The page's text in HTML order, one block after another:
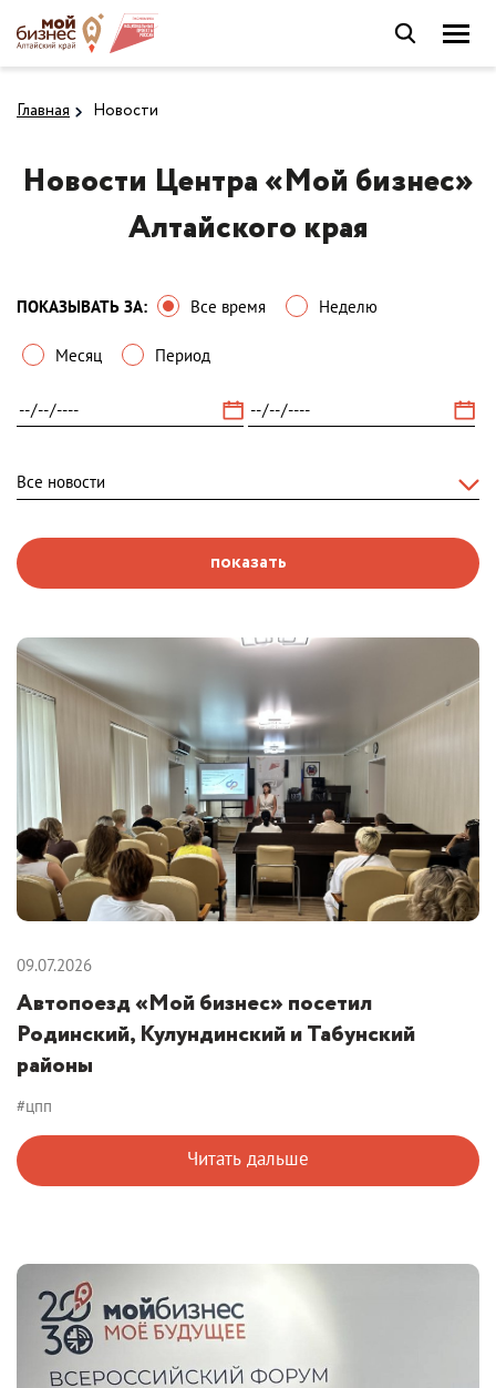
Главная Новости
Новости Центра «Мой бизнес»
Алтайского края
ПОКАЗЫВАТЬ ЗА: Все время Неделю
Месяц Период
показать
09.07.2026
Автопоезд «Мой бизнес» посетил
Родинский, Кулундинский и Табунский
районы
#цпп
Читать дальше